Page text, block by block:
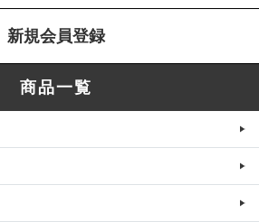
新規会員登録
商品一覧